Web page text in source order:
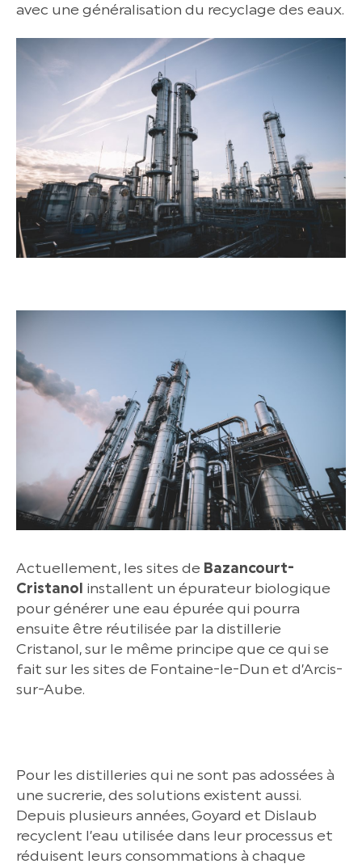
avec une généralisation du recyclage des eaux.
Actuellement, les sites de Bazancourt-
Cristanol installent un épurateur biologique
pour générer une eau épurée qui pourra
ensuite être réutilisée par la distillerie
Cristanol, sur le même principe que ce qui se
fait sur les sites de Fontaine-le-Dun et d’Arcis-
sur-Aube.
Pour les distilleries qui ne sont pas adossées à
une sucrerie, des solutions existent aussi.
Depuis plusieurs années, Goyard et Dislaub
recyclent l’eau utilisée dans leur processus et
réduisent leurs consommations à chaque